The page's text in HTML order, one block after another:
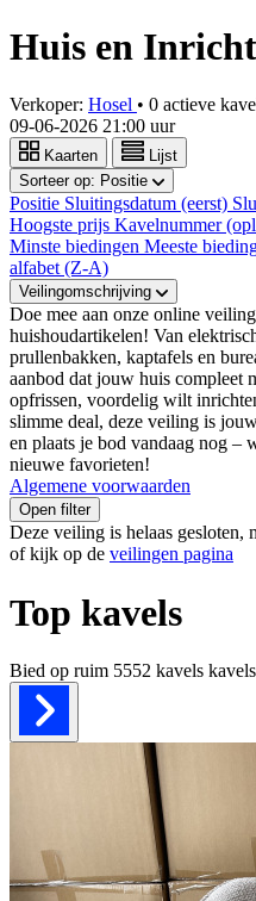
Huis en
Verkoper: Hosel • 0 actieve
09-06-2026 21:00 uur
Kaarten
Lijst
Sorteer op: Positie
Positie Sluitingsdatum (eerst)
Hoogste prijs Kavelnummer
Minste biedingen Meeste
alfabet (Z-A)
Veilingomschrijving
Doe mee aan onze online
huishoudartikelen! Van
prullenbakken, kaptafels en
aanbod dat jouw huis compleet
opfrissen, voordelig wilt
slimme deal, deze veiling is
en plaats je bod vandaag nog –
nieuwe favorieten!
Algemene voorwaarden
Open filter
Deze veiling is helaas
of kijk op de veilingen pagina
Top kavels
Bied op ruim 5552 kavels